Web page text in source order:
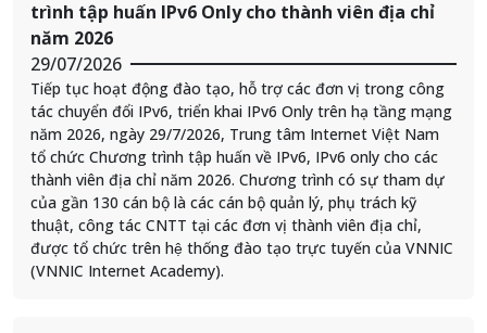
trình tập huấn IPv6 Only cho thành viên địa chỉ
năm 2026
29/07/2026
Tiếp tục hoạt động đào tạo, hỗ trợ các đơn vị trong công
tác chuyển đổi IPv6, triển khai IPv6 Only trên hạ tầng mạng
năm 2026, ngày 29/7/2026, Trung tâm Internet Việt Nam
tổ chức Chương trình tập huấn về IPv6, IPv6 only cho các
thành viên địa chỉ năm 2026. Chương trình có sự tham dự
của gần 130 cán bộ là các cán bộ quản lý, phụ trách kỹ
thuật, công tác CNTT tại các đơn vị thành viên địa chỉ,
được tổ chức trên hệ thống đào tạo trực tuyến của VNNIC
(VNNIC Internet Academy).